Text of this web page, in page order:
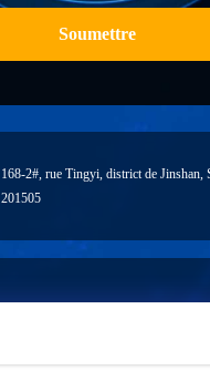
Soumettre
168-2#, rue Tingyi, district de Jinshan,
201505